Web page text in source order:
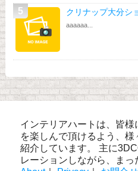
クリナップ大分シ
aaaaaa...
インテリアハートは、皆様
を楽しんで頂けるよう、
紹介しています。 主に
レーションしながら、まっ